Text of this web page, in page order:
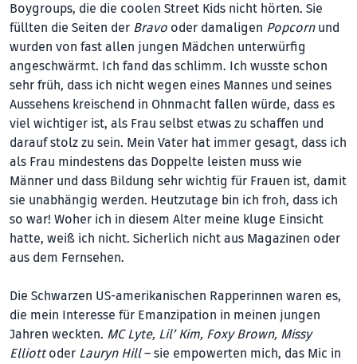
Boygroups, die die coolen Street Kids nicht hörten. Sie
füllten die Seiten der Bravo oder damaligen Popcornund
wurden von fast allen jungen Mädchen unterwürfig
angeschwärmt. Ich fand das schlimm. Ich wusste schon
sehr früh, dass ich nicht wegen eines Mannes und seines
Aussehens kreischend in Ohnmacht fallen würde, dass es
viel wichtiger ist, als Frau selbst etwas zu schaffen und
darauf stolz zu sein. Mein Vater hat immer gesagt, dass ich
als Frau mindestens das Doppelte leisten muss wie
Männer und dass Bildung sehr wichtig für Frauen ist, damit
sie unabhängig werden. Heutzutage bin ich froh, dass ich
so war! Woher ich in diesem Alter meine kluge Einsicht
hatte, weiß ich nicht. Sicherlich nicht aus Magazinen oder
aus dem Fernsehen.
Die Schwarzen US-amerikanischen Rapperinnen waren es,
die mein Interesse für Emanzipation in meinen jungen
Jahren weckten. MC Lyte, Lil’ Kim, Foxy Brown, Missy
Elliottoder Lauryn Hill– sie empowerten mich, das Mic in